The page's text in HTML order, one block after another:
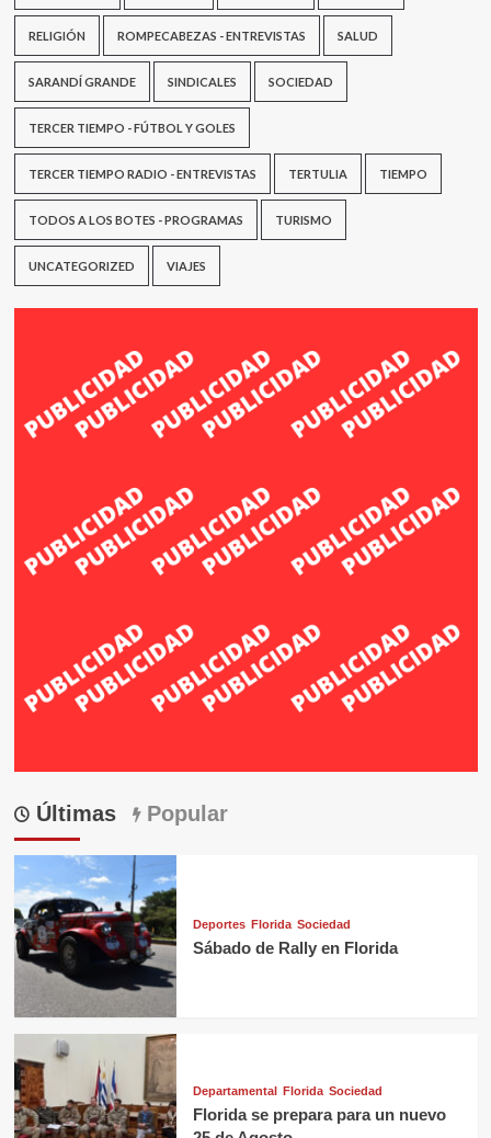
RELIGIÓN ROMPECABEZAS - ENTREVISTAS SALUD
SARANDÍ GRANDE SINDICALES SOCIEDAD
TERCER TIEMPO - FÚTBOL Y GOLES
TERCER TIEMPO RADIO - ENTREVISTAS TERTULIA TIEMPO
TODOS A LOS BOTES - PROGRAMAS TURISMO
UNCATEGORIZED VIAJES
Últimas Popular
Deportes Florida Sociedad
Sábado de Rally en Florida
Departamental Florida Sociedad
Florida se prepara para un nuevo